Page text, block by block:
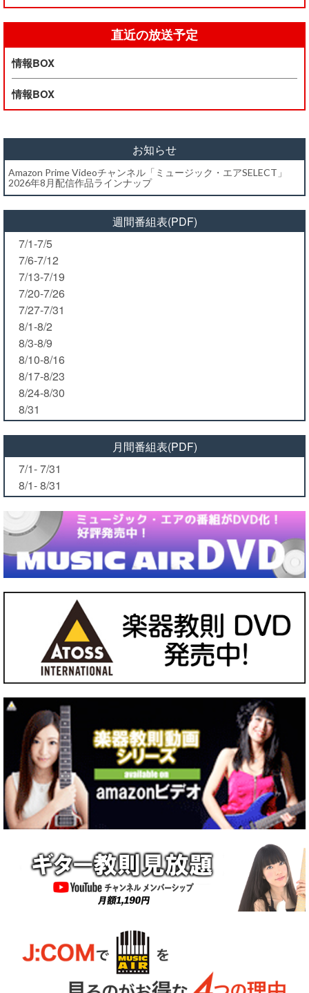
直近の放送予定
情報BOX
情報BOX
お知らせ
Amazon Prime Videoチャンネル「ミュージック・エアSELECT」
2026年8月配信作品ラインナップ
週間番組表(PDF)
7/1-7/5
7/6-7/12
7/13-7/19
7/20-7/26
7/27-7/31
8/1-8/2
8/3-8/9
8/10-8/16
8/17-8/23
8/24-8/30
8/31
月間番組表(PDF)
7/1- 7/31
8/1- 8/31